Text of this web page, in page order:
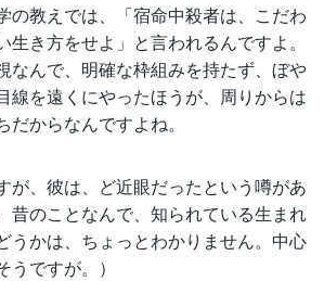
の教えでは、「宿命中殺者は、こだわ
生き方をせよ」と言われるんですよ。
なんで、明確な枠組みを持たず、ぼや
線を遠くにやったほうが、周りからは
からなんですよね。
が、彼は、ど近眼だったという噂があ
昔のことなんで、知られている生まれ
うかは、ちょっとわかりません。中心
ですが。）